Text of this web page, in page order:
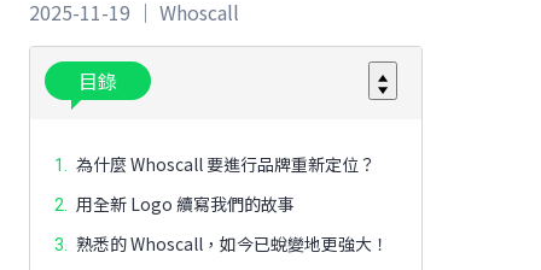
2025-11-19 ｜ Whoscall
目錄
為什麼 Whoscall 要進行品牌重新定位？
用全新 Logo 續寫我們的故事
熟悉的 Whoscall，如今已蛻變地更強大！